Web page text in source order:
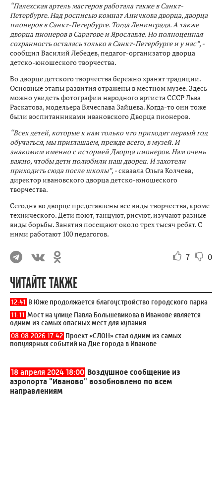
“Палехская артель мастеров работала также в Санкт-
Петербурге. Над росписью комнат Аничкова дворца, дворца
пионеров в Санкт-Петербурге. Тогда Ленинграда. А также
дворца пионеров в Саратове и Ярославле. Но полноценная
сохранность осталась только в Санкт-Петербурге и у нас”, -
сообщил Василий Лебедев, педагог-организатор дворца
детско-юношеского творчества.
Во дворце детского творчества бережно хранят традиции.
Основные этапы развития отражены в местном музее. Здесь
можно увидеть фотографии народного артиста СССР Льва
Раскатова, модельера Вячеслава Зайцева. Когда-то они тоже
были воспитанниками ивановского Дворца пионеров.
“Всех детей, которые к нам только что приходят первый год
обучаться, мы приглашаем, прежде всего, в музей. И
знакомим именно с историей Дворца пионеров. Нам очень
важно, чтобы дети полюбили наш дворец. И захотели
приходить сюда после школы”, -сказала Ольга Колчева,
директор ивановского дворца детско-юношеского
творчества.
Сегодня во дворце представлены все виды творчества, кроме
технического. Дети поют, танцуют, рисуют, изучают разные
виды борьбы. Занятия посещают около трех тысяч ребят. С
ними работают 100 педагогов.
7 0
ЧИТАЙТЕ ТАКЖЕ
12:41 В Юже продолжается благоустройство городского парка
11:11 Мост на улице Павла Большевикова в Иванове является
одним из самых опасных мест для купания
08.08.2026 17:42 Проект «СЛОН» стал одним из самых
популярных событий на Дне города в Иванове
18 апреля 2024 18:00 Воздушное сообщение из
аэропорта "Иваново" возобновлено по всем
направлениям